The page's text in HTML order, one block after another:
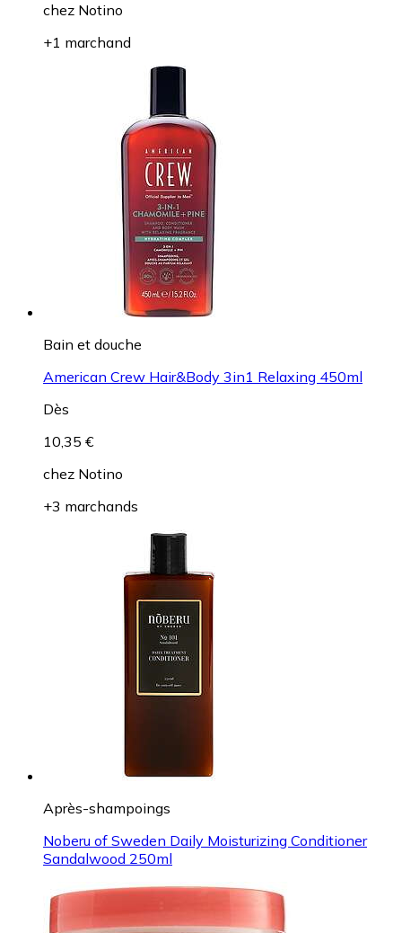
chez Notino
+1 marchand
Bain et douche
American Crew Hair&Body 3in1 Relaxing 450ml
Dès
10,35 €
chez Notino
+3 marchands
Après-shampoings
Noberu of Sweden Daily Moisturizing Conditioner
Sandalwood 250ml